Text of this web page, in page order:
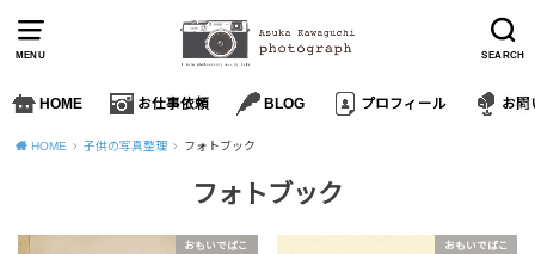
MENU SEARCH
HOME お仕事依頼 BLOG プロフィール お問
HOME 子供の写真整理 フォトブック
フォトブック
おもいでばこ おもいでばこ